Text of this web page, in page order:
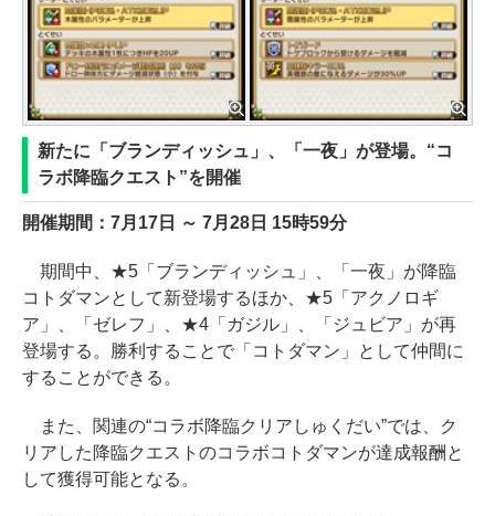
新たに「ブランディッシュ」、「一夜」が登場。“コ
ラボ降臨クエスト”を開催
開催期間：7月17日 ～ 7月28日 15時59分
期間中、★5「ブランディッシュ」、「一夜」が降臨
コトダマンとして新登場するほか、★5「アクノロギ
ア」、「ゼレフ」、★4「ガジル」、「ジュビア」が再
登場する。勝利することで「コトダマン」として仲間に
することができる。
また、関連の“コラボ降臨クリアしゅくだい”では、ク
リアした降臨クエストのコラボコトダマンが達成報酬と
して獲得可能となる。